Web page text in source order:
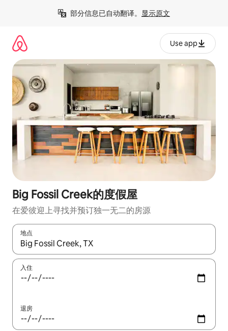
部分信息已自动翻译。 显示原文
Use app
Big Fossil Creek的度假屋
在爱彼迎上寻找并预订独一无二的房源
地点
如有搜索结果，请使用上下方向键查看，或通过点击或滑动手势
入住
退房